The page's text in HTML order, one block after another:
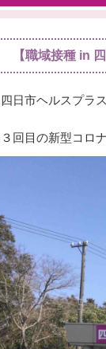
【職域接種 in
四日市ヘルスプラ
３回目の新型コロ